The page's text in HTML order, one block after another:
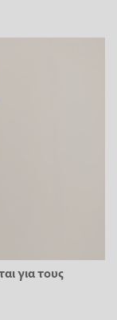
για τους